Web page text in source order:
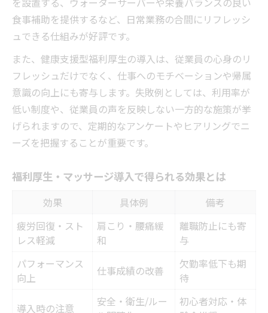
ント
法定外福利厚生の健康面でのメリット
食事補助を提供するなど、日常業務の合間にリフレッシ
ュできる仕組みが好評です。
また、健康支援型福利厚生の導入は、従業員の心身のリ
フレッシュだけでなく、仕事へのモチベーションや帰属
意識の向上にも寄与します。失敗例としては、利用率が
低い制度や、従業員の声を反映しない一方的な施策が挙
げられますので、定期的なアンケートやヒアリングでニ
ーズを把握することが重要です。
福利厚生・マッサージ導入で得られる効果とは
効果 具体例
備考
疲労回復・スト
レス軽減
肩こり・腰痛緩
和
離職防止にも寄
与
パフォーマンス
向上
仕事成績の改善
欠勤率低下も期
待
導入時の注意
安全・衛生/ルー
初心者対応・体